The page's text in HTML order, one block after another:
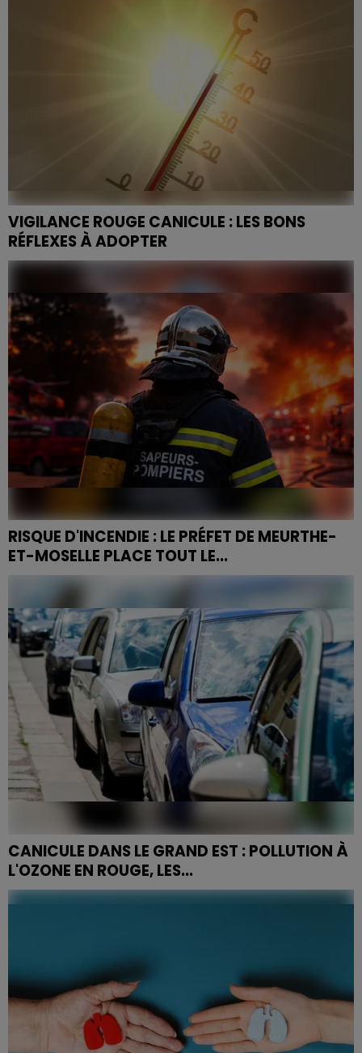
VIGILANCE ROUGE CANICULE : LES BONS
RÉFLEXES À ADOPTER
Les dix départements du Grand Est passent en alerte
maximale dès demain midi. Au total, 72 départements
français seront concernés. Tout le monde est
exposé,...
RISQUE D'INCENDIE : LE PRÉFET DE MEURTHE-
ET-MOSELLE PLACE TOUT LE...
Canicule et végétation asséchée : le préfet de
Meurthe-et-Moselle Yves Séguy a déclenché le degré
de danger « Sévère » sur l'ensemble du département
à partir...
CANICULE DANS LE GRAND EST : POLLUTION À
L'OZONE EN ROUGE, LES...
La qualité de l'air se dégrade fortement dans le
département avec l'épisode de canicule. Les